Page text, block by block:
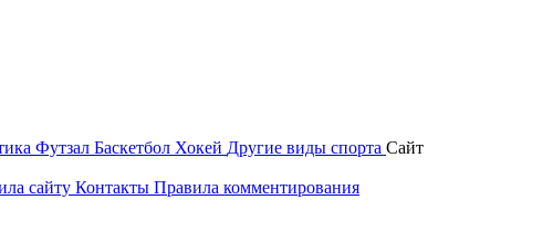
Футзал Баскетбол Хокей Другие виды спорта Сайт
сайту Контакты Правила комментирования